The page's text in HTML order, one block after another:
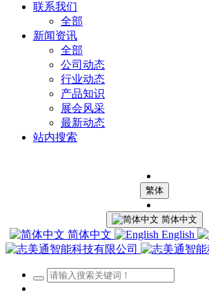
联系我们
全部
新闻资讯
全部
公司动态
行业动态
产品知识
展会风采
最新动态
站内搜索
繁体
简体中文
简体中文 English